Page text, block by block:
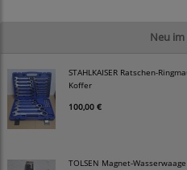
Neu im
STAHLKAISER Ratschen-
Koffer
100,00 €
TOLSEN Magnet-